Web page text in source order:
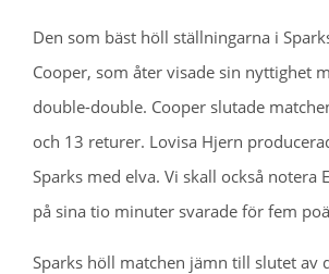
Den som bäst höll ställningarna i
Cooper, som åter visade sin nyttighet
double-double. Cooper slutade
och 13 returer. Lovisa Hjern
Sparks med elva. Vi skall också notera
på sina tio minuter svarade för fem
Sparks höll matchen jämn till slutet av